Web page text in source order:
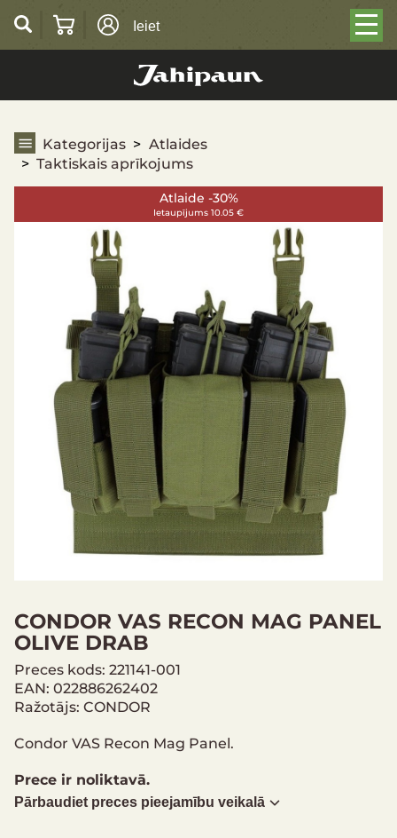
Ieiet
Kategorijas
Atlaides
Taktiskais aprīkojums
Atlaide -30%
Ietaupījums 10.05 €
CONDOR VAS RECON MAG PANEL
OLIVE DRAB
Preces kods: 221141-001
EAN: 022886262402
Ražotājs: CONDOR
Condor VAS Recon Mag Panel.
Prece ir noliktavā.
Pārbaudiet preces pieejamību veikalā